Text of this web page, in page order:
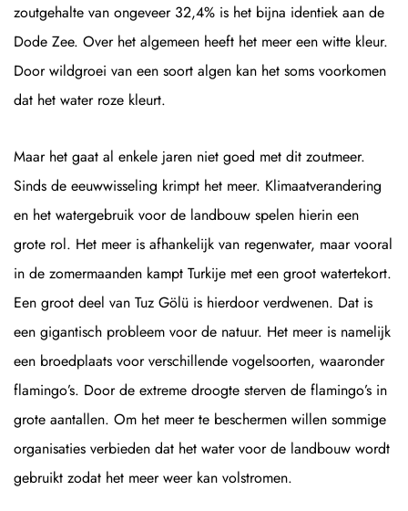
zoutgehalte van ongeveer 32,4% is het bijna identiek aan de
Dode Zee. Over het algemeen heeft het meer een witte kleur.
Door wildgroei van een soort algen kan het soms voorkomen
dat het water roze kleurt.
Maar het gaat al enkele jaren niet goed met dit zoutmeer.
Sinds de eeuwwisseling krimpt het meer. Klimaatverandering
en het watergebruik voor de landbouw spelen hierin een
grote rol. Het meer is afhankelijk van regenwater, maar vooral
in de zomermaanden kampt Turkije met een groot watertekort.
Een groot deel van Tuz Gölü is hierdoor verdwenen. Dat is
een gigantisch probleem voor de natuur. Het meer is namelijk
een broedplaats voor verschillende vogelsoorten, waaronder
flamingo’s. Door de extreme droogte sterven de flamingo’s in
grote aantallen. Om het meer te beschermen willen sommige
organisaties verbieden dat het water voor de landbouw wordt
gebruikt zodat het meer weer kan volstromen.